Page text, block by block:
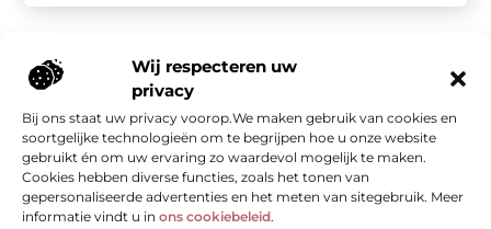
Wij respecteren uw
privacy
Bij ons staat uw privacy voorop.We maken gebruik van cookies en
soortgelijke technologieën om te begrijpen hoe u onze website
gebruikt én om uw ervaring zo waardevol mogelijk te maken.
Cookies hebben diverse functies, zoals het tonen van
gepersonaliseerde advertenties en het meten van sitegebruik. Meer
informatie vindt u in ons cookiebeleid.
Onze informatie